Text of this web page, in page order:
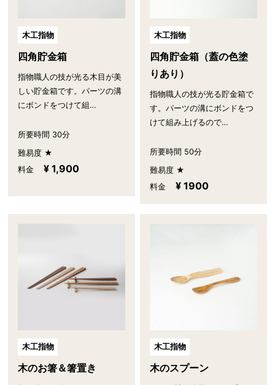
木工指物
四角貯金箱
指物職人の技が光る木目が美
しい貯金箱です。パーツの溝
にボンドをつけて組…
所要時間 30分
難易度 ★
料金
¥ 1,900
木工指物
四角貯金箱（蓋の色塗
りあり）
指物職人の技が光る貯金箱で
す。パーツの溝にボンドをつ
けて組み上げるので…
所要時間 50分
難易度 ★
料金
¥ 1900
木工指物
木のお箸＆箸置き
木工指物
木のスプーン